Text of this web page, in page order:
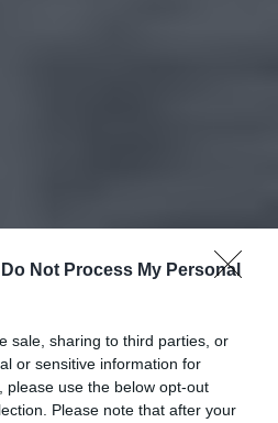
Do Not Process My Personal
sale, sharing to third parties, or
or sensitive information for
please use the below opt-out
Please note that after your